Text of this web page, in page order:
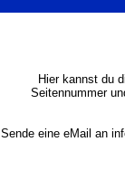
Hier kannst du
Seitennummer
Sende eine eMail an